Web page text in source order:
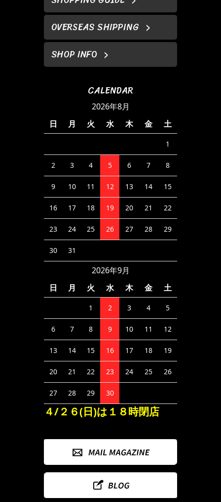
OVERSEAS SHIPPING
SHOP INFO
CALENDAR
2026年8月
日
月 火 水 木 金 土
1
2 3 4 5 6 7 8
9 10 11 12 13 14 15
16 17 18 19 20 21 22
23 24 25 26 27 28 29
30 31
2026年9月
日
月 火 水 木 金 土
1 2 3 4 5
6 7 8 9 10 11 12
13 14 15 16 17 18 19
20 21 22 23 24 25 26
27 28 29 30
４/２６(日)は１８時閉店